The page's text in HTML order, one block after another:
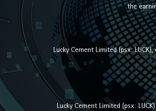
the
Lucky Cement Limited (psx:
Lucky Cement Limited (psx: